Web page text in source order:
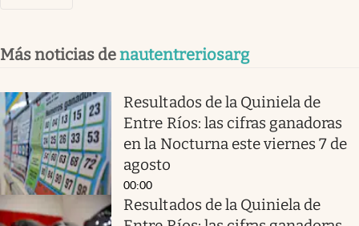
Más noticias denautentreriosarg
Resultados de la Quiniela de
Entre Ríos: las cifras ganadoras
en la Nocturna este viernes 7 de
agosto
00:00
Resultados de la Quiniela de